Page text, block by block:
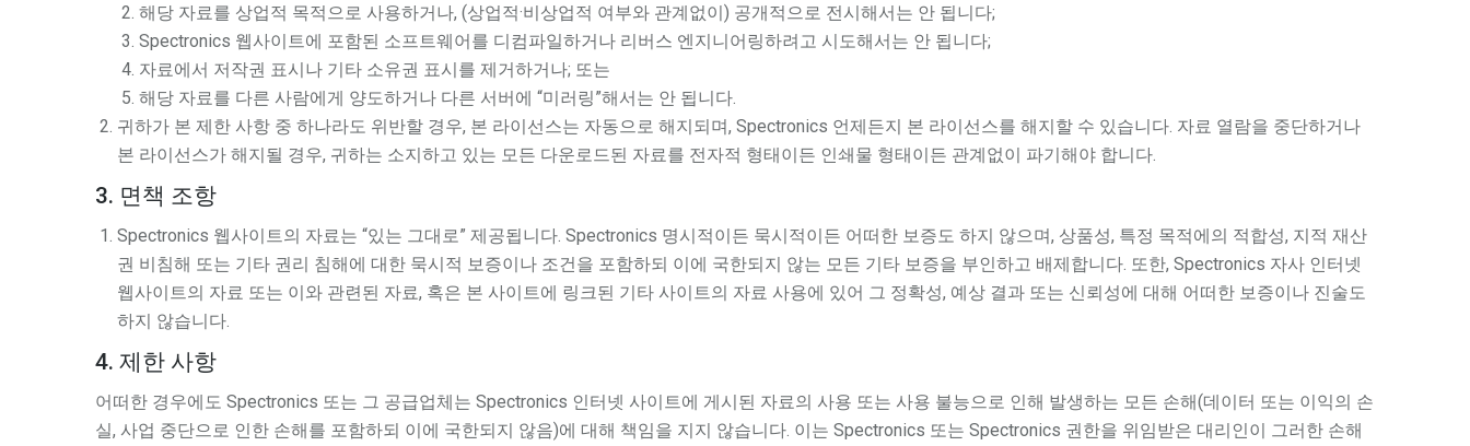
해당 자료를 상업적 목적으로 사용하거나, (상업적·비상업적 여부와 관계없이) 공개적으로 전시해서는 안 됩니다;
Spectronics 웹사이트에 포함된 소프트웨어를 디컴파일하거나 리버스 엔지니어링하려고 시도해서는 안 됩니다;
자료에서 저작권 표시나 기타 소유권 표시를 제거하거나; 또는
해당 자료를 다른 사람에게 양도하거나 다른 서버에 “미러링”해서는 안 됩니다.
귀하가 본 제한 사항 중 하나라도 위반할 경우, 본 라이선스는 자동으로 해지되며, Spectronics 언제든지 본 라이선스를 해지할 수 있습니다. 자료 열람을 중단하거나
본 라이선스가 해지될 경우, 귀하는 소지하고 있는 모든 다운로드된 자료를 전자적 형태이든 인쇄물 형태이든 관계없이 파기해야 합니다.
3. 면책 조항
Spectronics 웹사이트의 자료는 “있는 그대로” 제공됩니다. Spectronics 명시적이든 묵시적이든 어떠한 보증도 하지 않으며, 상품성, 특정 목적에의 적합성, 지적 재산
권 비침해 또는 기타 권리 침해에 대한 묵시적 보증이나 조건을 포함하되 이에 국한되지 않는 모든 기타 보증을 부인하고 배제합니다. 또한, Spectronics 자사 인터넷
웹사이트의 자료 또는 이와 관련된 자료, 혹은 본 사이트에 링크된 기타 사이트의 자료 사용에 있어 그 정확성, 예상 결과 또는 신뢰성에 대해 어떠한 보증이나 진술도
하지 않습니다.
4. 제한 사항
어떠한 경우에도 Spectronics 또는 그 공급업체는 Spectronics 인터넷 사이트에 게시된 자료의 사용 또는 사용 불능으로 인해 발생하는 모든 손해(데이터 또는 이익의 손
실, 사업 중단으로 인한 손해를 포함하되 이에 국한되지 않음)에 대해 책임을 지지 않습니다. 이는 Spectronics 또는 Spectronics 권한을 위임받은 대리인이 그러한 손해